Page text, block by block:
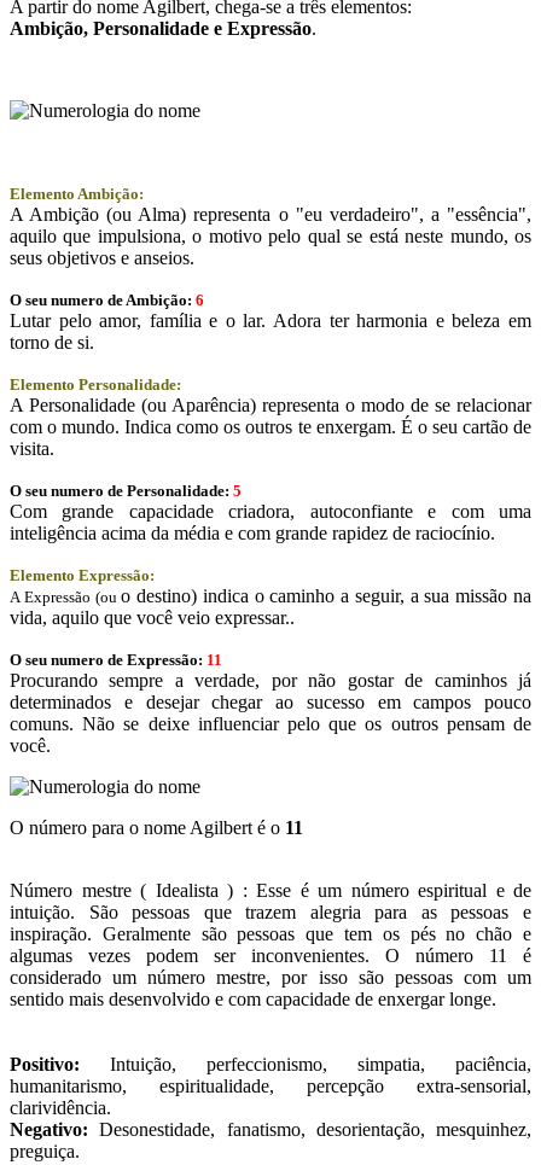
A partir do nome Agilbert, chega-se a três elementos:
Ambição, Personalidade e Expressão.
Elemento Ambição:
A Ambição (ou Alma) representa o "eu verdadeiro", a "essência",
aquilo que impulsiona, o motivo pelo qual se está neste mundo, os
seus objetivos e anseios.
O seu numero de Ambição: 6
Lutar pelo amor, família e o lar. Adora ter harmonia e beleza em
torno de si.
Elemento Personalidade:
A Personalidade (ou Aparência) representa o modo de se relacionar
com o mundo. Indica como os outros te enxergam. É o seu cartão de
visita.
O seu numero de Personalidade: 5
Com grande capacidade criadora, autoconfiante e com uma
inteligência acima da média e com grande rapidez de raciocínio.
Elemento Expressão:
A Expressão (ouo destino) indica o caminho a seguir, a sua missão na
vida, aquilo que você veio expressar..
O seu numero de Expressão: 11
Procurando sempre a verdade, por não gostar de caminhos já
determinados e desejar chegar ao sucesso em campos pouco
comuns. Não se deixe influenciar pelo que os outros pensam de
você.
O número para o nome Agilbert é o 11
Número mestre ( Idealista ) : Esse é um número espiritual e de
intuição. São pessoas que trazem alegria para as pessoas e
inspiração. Geralmente são pessoas que tem os pés no chão e
algumas vezes podem ser inconvenientes. O número 11 é
considerado um número mestre, por isso são pessoas com um
sentido mais desenvolvido e com capacidade de enxergar longe.
Positivo: Intuição, perfeccionismo, simpatia, paciência,
humanitarismo, espiritualidade, percepção extra-sensorial,
clarividência.
Negativo: Desonestidade, fanatismo, desorientação, mesquinhez,
preguiça.